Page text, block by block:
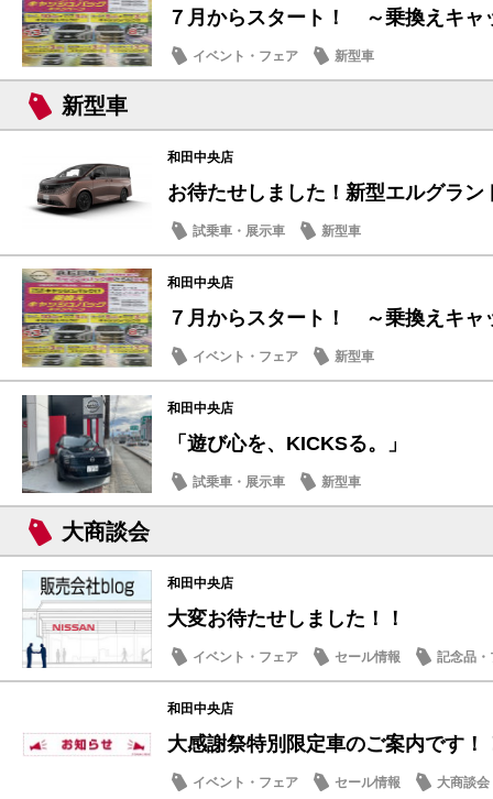
７月からスタート！ ～乗換えキャ
イベント・フェア 新型車
新型車
和田中央店
お待たせしました！新型エルグラン
試乗車・展示車 新型車
和田中央店
７月からスタート！ ～乗換えキャ
イベント・フェア 新型車
和田中央店
「遊び心を、KICKSる。」
試乗車・展示車 新型車
大商談会
和田中央店
大変お待たせしました！！
イベント・フェア セール情報
記念品・
大商談会
和田中央店
大感謝祭特別限定車のご案内です！
イベント・フェア セール情報 大商談会